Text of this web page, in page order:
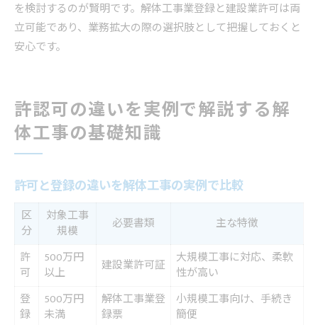
を検討するのが賢明です。解体工事業登録と建設業許可は両
立可能であり、業務拡大の際の選択肢として把握しておくと
安心です。
許認可の違いを実例で解説する解
体工事の基礎知識
許可と登録の違いを解体工事の実例で比較
区
分
対象工事
規模
必要書類
主な特徴
許
可
500万円
以上
建設業許可証
大規模工事に対応、柔軟
性が高い
登
録
500万円
未満
解体工事業登
録票
小規模工事向け、手続き
簡便